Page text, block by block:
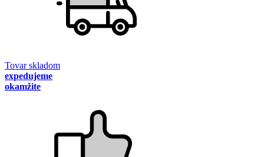
Tovar skladom
expedujeme
okamžite